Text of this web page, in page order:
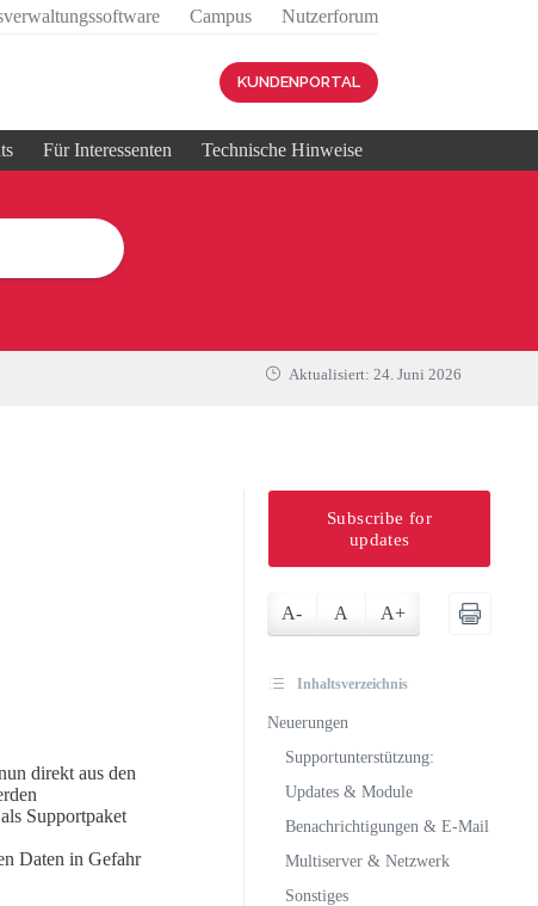
Campus Nutzerforum
KUNDENPORTAL
Für Interessenten Technische Hinweise
Aktualisiert: 24. Juni 2026
direkt aus den
Supportpaket
Daten in Gefahr
Subscribe for
updates
A- A A+
Inhaltsverzeichnis
Neuerungen
Supportunterstützung:
Updates & Module
Benachrichtigungen & E-Mail
Multiserver & Netzwerk
Sonstiges